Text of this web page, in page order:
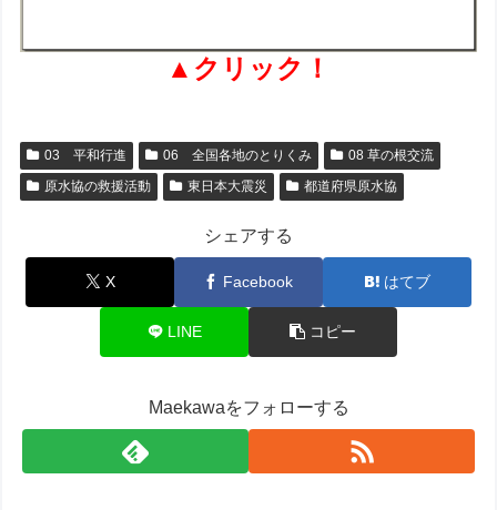
▲クリック！
03 平和行進 06 全国各地のとりくみ
08 草の根交流
原水協の救援活動
東日本大震災 都道府県原水協
シェアする
X Facebook はてブ
LINE コピー
Maekawaをフォローする